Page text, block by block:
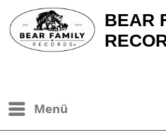
BEAR
Menü